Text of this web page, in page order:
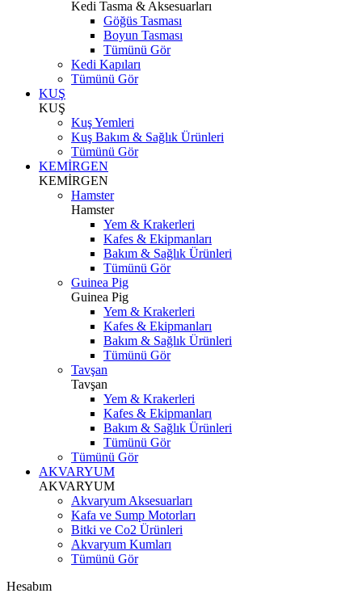
Kedi Tasma & Aksesuarları
Göğüs Tasması
Boyun Tasması
Tümünü Gör
Kedi Kapıları
Tümünü Gör
KUŞ
KUŞ
Kuş Yemleri
Kuş Bakım & Sağlık Ürünleri
Tümünü Gör
KEMİRGEN
KEMİRGEN
Hamster
Hamster
Yem & Krakerleri
Kafes & Ekipmanları
Bakım & Sağlık Ürünleri
Tümünü Gör
Guinea Pig
Guinea Pig
Yem & Krakerleri
Kafes & Ekipmanları
Bakım & Sağlık Ürünleri
Tümünü Gör
Tavşan
Tavşan
Yem & Krakerleri
Kafes & Ekipmanları
Bakım & Sağlık Ürünleri
Tümünü Gör
Tümünü Gör
AKVARYUM
AKVARYUM
Akvaryum Aksesuarları
Kafa ve Sump Motorları
Bitki ve Co2 Ürünleri
Akvaryum Kumları
Tümünü Gör
Hesabım